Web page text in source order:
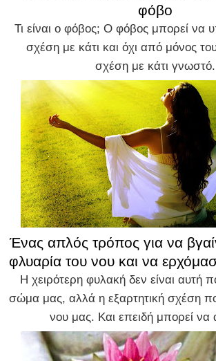
φόβο
Τι είναι ο φόβος; Ο φόβος μπορεί να
σχέση με κάτι και όχι από μόνος
σχέση με κάτι γνωστό.
Ένας απλός τρόπος για να
φλυαρία του νου και να
Η χειρότερη φυλακή δεν είναι αυτή
σώμα μας, αλλά η εξαρτητική σχέση
νου μας. Και επειδή μπορεί να